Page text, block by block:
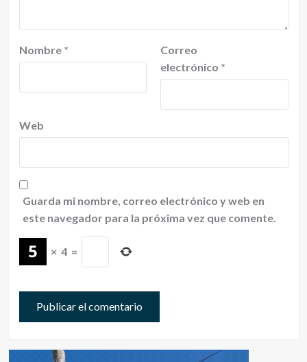
Nombre *
Correo
electrónico *
Web
Guarda mi nombre, correo electrónico y web en
este navegador para la próxima vez que comente.
× 4 =